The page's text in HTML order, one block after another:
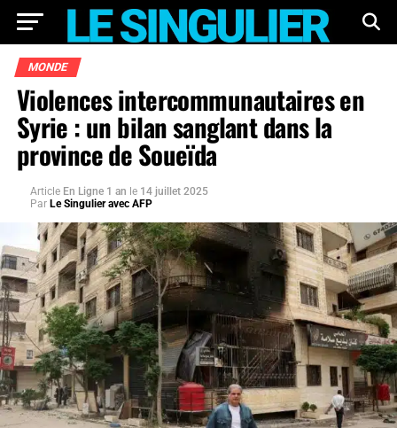
MONDE
Violences intercommunautaires en
Syrie : un bilan sanglant dans la
province de Soueïda
Article En Ligne 1 an le 14 juillet 2025
Par Le Singulier avec AFP